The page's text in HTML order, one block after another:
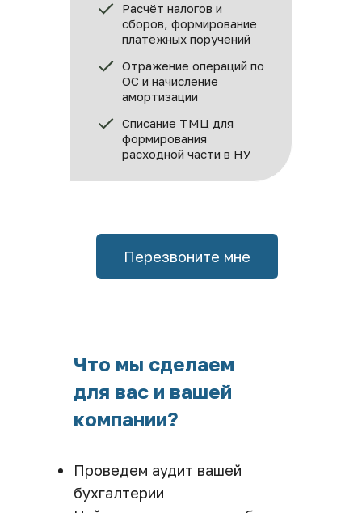
Расчёт налогов и
сборов, формирование
платёжных поручений
Отражение операций по
ОС и начисление
амортизации
Списание ТМЦ для
формирования
расходной части в НУ
Перезвоните мне
Что мы сделаем
для вас и вашей
компании?
Проведем аудит вашей
бухгалтерии